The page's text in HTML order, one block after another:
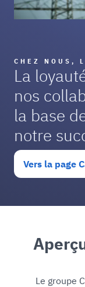
CHEZ NOUS,
La
nos
la base
notre
Vers la page
Le groupe